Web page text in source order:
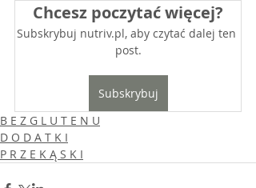
Chcesz poczytać więcej?
Subskrybuj nutriv.pl, aby czytać dalej ten
post.
Subskrybuj
B E Z G L U T E N U
D O D A T K I
P R Z E K Ą S K I